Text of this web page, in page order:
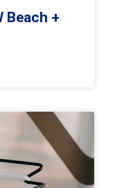
Beach +